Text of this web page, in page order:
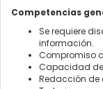
Competencias
Se requiere
información.
Compromiso
Capacidad
Redacción de